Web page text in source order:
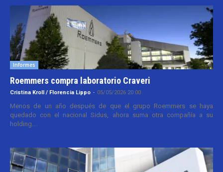
Informes
Roemmers compra laboratorio Craveri
Cristina Kroll / Florencia Lippo - 05/05/2026 20:00
Menos de un año después de que el grupo Roemmers se haya
quedado con el nacional Sidus, ahora suma otra compañía a su
holding....